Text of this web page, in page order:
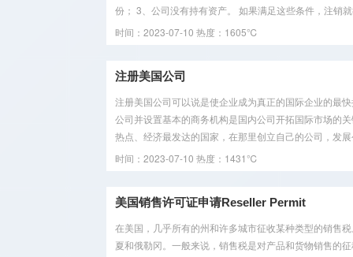
份； 3、公司没有持有资产。 如果满足这些条件，注销
时间：2023-07-10 热度：1605℃
注册美国公司
注册美国公司可以说是使企业成为真正的国际企业的最
公司并设置基本的商务机构是国内公司开拓国际市场的
热点、经济最发达的国家，在那里创立自己的公司，发
时间：2023-07-10 热度：1431℃
美国销售许可证申请Reseller Permit
在美国，几乎所有的州和许多城市征收某种类型的销售
夏和俄勒冈。一般来说，销售税是对产品和货物销售的